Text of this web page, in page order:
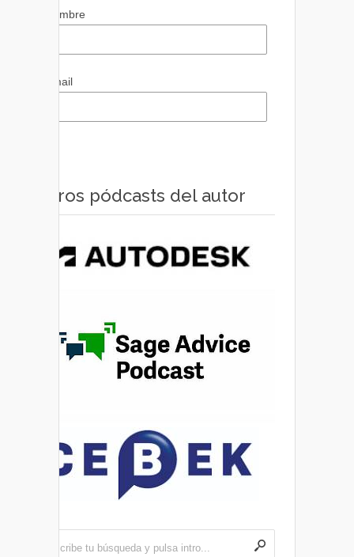
Nombre
Email
Otros pódcasts del autor